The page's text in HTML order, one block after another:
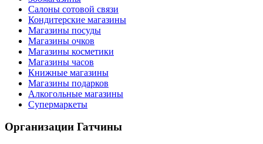
Салоны сотовой связи
Кондитерские магазины
Магазины посуды
Магазины очков
Магазины косметики
Магазины часов
Книжные магазины
Магазины подарков
Алкогольные магазины
Супермаркеты
Организации Гатчины